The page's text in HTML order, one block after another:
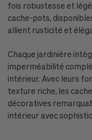
fois robustesse et
cache-pots,
allient rusticité et
Chaque jardinière
imperméabilité
intérieur. Avec leurs
texture riche, les
décoratives
intérieur avec